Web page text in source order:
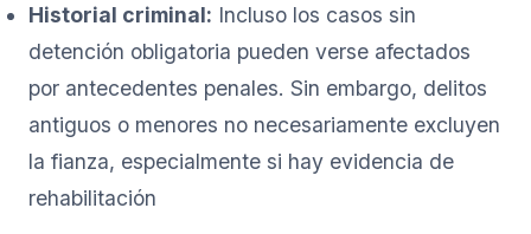
Historial criminal: Incluso los casos sin
detención obligatoria pueden verse afectados
por antecedentes penales. Sin embargo, delitos
antiguos o menores no necesariamente excluyen
la fianza, especialmente si hay evidencia de
rehabilitación